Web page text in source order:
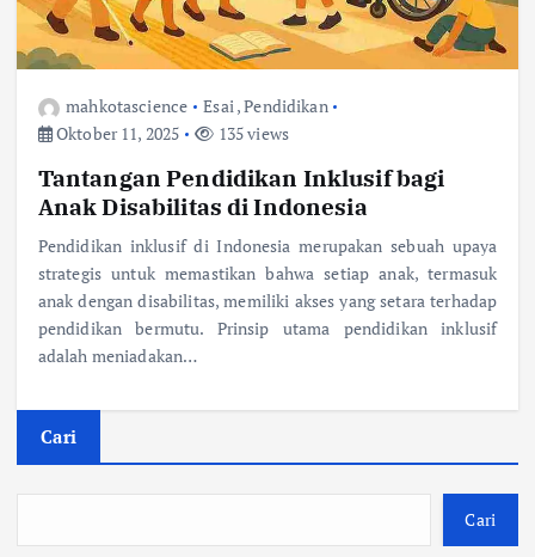
mahkotascience Esai,Pendidikan
Oktober 11, 2025
135 views
Tantangan Pendidikan Inklusif bagi
Anak Disabilitas di Indonesia
Pendidikan inklusif di Indonesia merupakan sebuah upaya
strategis untuk memastikan bahwa setiap anak, termasuk
anak dengan disabilitas, memiliki akses yang setara terhadap
pendidikan bermutu. Prinsip utama pendidikan inklusif
adalah meniadakan…
Cari
Cari